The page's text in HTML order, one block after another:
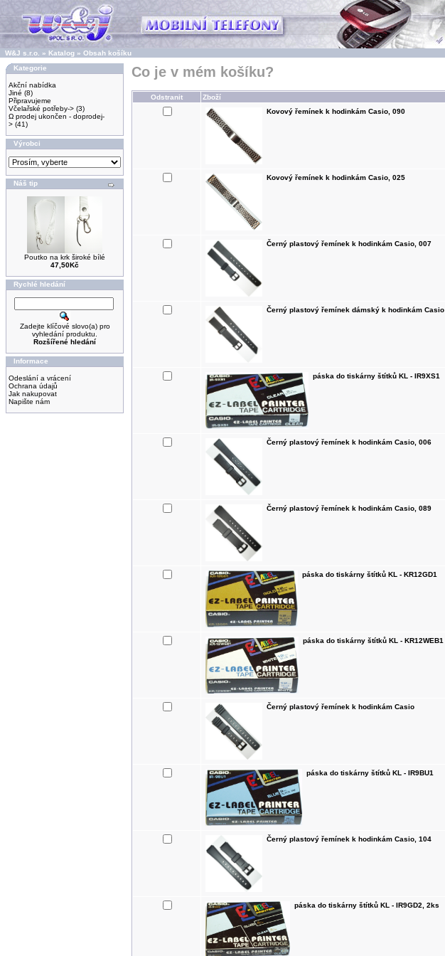
W&J s.r.o. » Katalog » Obsah košíku
Kategorie
Akční nabídka
Jiné (8)
Připravujeme
Včelařské potřeby-> (3)
Ω prodej ukončen - doprodej-
> (41)
Výrobci
Náš tip
Poutko na krk široké bílé
47,50Kč
Rychlé hledání
Zadejte klíčové slovo(a) pro
vyhledání produktu.
Rozšířené hledání
Informace
Odeslání a vrácení
Ochrana údajů
Jak nakupovat
Napište nám
Co je v mém košíku?
Odstranit Zboží
Kovový řemínek k hodinkám Casio, 090
Kovový řemínek k hodinkám Casio, 025
Černý plastový řemínek k hodinkám Casio, 007
Černý plastový řemínek dámský k hodinkám Casio
páska do tiskárny štítků KL - IR9XS1
Černý plastový řemínek k hodinkám Casio, 006
Černý plastový řemínek k hodinkám Casio, 089
páska do tiskárny štítků KL - KR12GD1
páska do tiskárny štítků KL - KR12WEB1
Černý plastový řemínek k hodinkám Casio
páska do tiskárny štítků KL - IR9BU1
Černý plastový řemínek k hodinkám Casio, 104
páska do tiskárny štítků KL - IR9GD2, 2ks